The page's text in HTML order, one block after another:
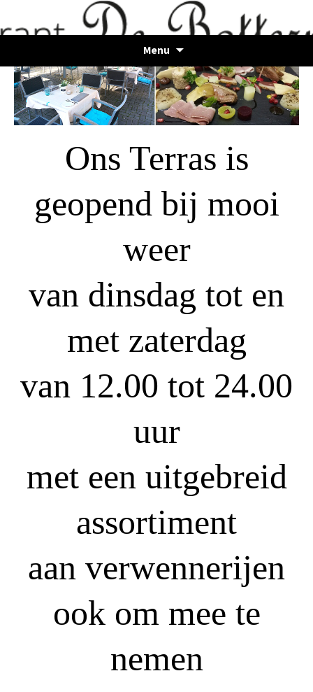
De Bottermarck
Menu
inhoud
Ons Terras is
geopend bij mooi
weer
van dinsdag tot en
met zaterdag
van 12.00 tot 24.00
uur
met een uitgebreid
assortiment
aan verwennerijen
ook om mee te
nemen